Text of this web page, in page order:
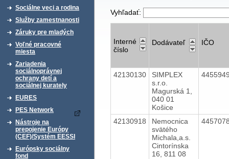
Sociálne veci a rodina
Služby zamestnanosti
Záruky pre mladých
Voľné pracovné
miesta
Zariadenia
sociálnoprávnej
ochrany detí a
sociálnej kurately
EURES
PES Network
Nástroje na
prepojenie Európy
(CEF)/Systém EESSI
Európsky sociálny
fond
Vyhľadať:
Interné
číslo
Dodávateľ IČO
42130130
SIMPLEX
s.r.o.
Magurská 1,
040 01
Košice
42130918
Nemocnica
svätého
Michala,a.s.
Cintorínska
16, 811 08